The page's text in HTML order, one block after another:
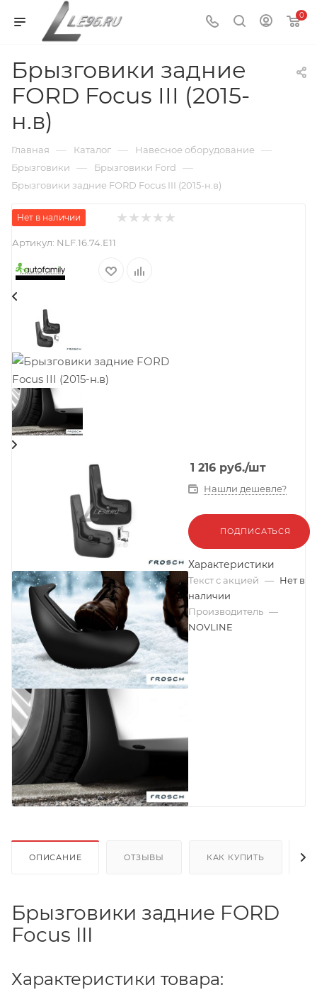
0
Брызговики задние
FORD Focus III (2015-
н.в)
Главная — Каталог — Навесное оборудование —
Брызговики — Брызговики Ford —
Брызговики задние FORD Focus III (2015-н.в)
Нет в наличии
Артикул: NLF.16.74.E11
1 216 руб./шт
Нашли дешевле?
ПОДПИСАТЬСЯ
Характеристики
Текст с акцией — Нет в
наличии
Производитель —
NOVLINE
ОПИСАНИЕ ОТЗЫВЫ КАК КУПИТЬ
Брызговики задние FORD
Focus III
Характеристики товара: